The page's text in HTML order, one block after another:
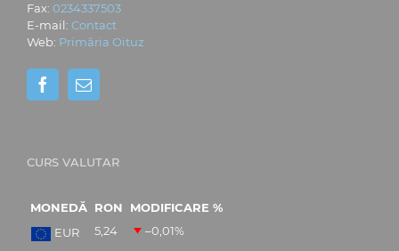
Fax: 0234337503
E-mail: Contact
Web: Primăria Oituz
CURS VALUTAR
MONEDĂ RON
MODIFICARE %
EUR
5,24 –0,01%